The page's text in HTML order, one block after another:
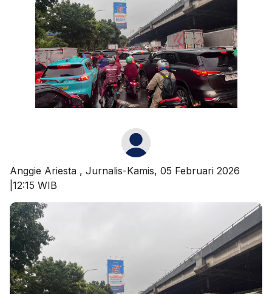
Anggie Ariesta , Jurnalis-Kamis, 05 Februari 2026
|12:15 WIB